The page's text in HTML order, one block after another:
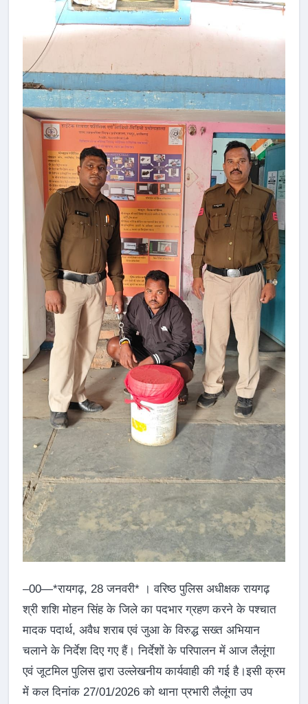
–00—*रायगढ़, 28 जनवरी* । वरिष्ठ पुलिस अधीक्षक रायगढ़
श्री शशि मोहन सिंह के जिले का पदभार ग्रहण करने के पश्चात
मादक पदार्थ, अवैध शराब एवं जुआ के विरुद्ध सख्त अभियान
चलाने के निर्देश दिए गए हैं। निर्देशों के परिपालन में आज लैलूंगा
एवं जूटमिल पुलिस द्वारा उल्लेखनीय कार्यवाही की गई है।इसी क्रम
में कल दिनांक 27/01/2026 को थाना प्रभारी लैलूंगा उप